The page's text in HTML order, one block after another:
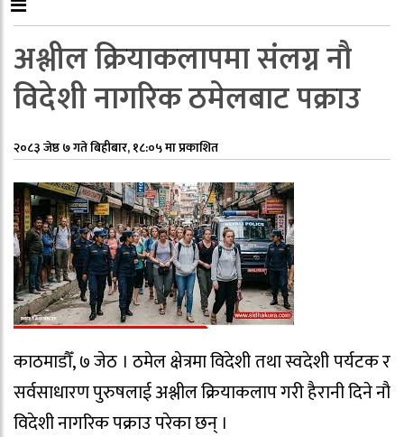
अश्लील क्रियाकलापमा संलग्न नौ
विदेशी नागरिक ठमेलबाट पक्राउ
२०८३ जेष्ठ ७ गते बिहीबार, १८:०५ मा प्रकाशित
काठमाडौँ, ७ जेठ । ठमेल क्षेत्रमा विदेशी तथा स्वदेशी पर्यटक र
सर्वसाधारण पुरुषलाई अश्लील क्रियाकलाप गरी हैरानी दिने नौ
विदेशी नागरिक पक्राउ परेका छन् ।